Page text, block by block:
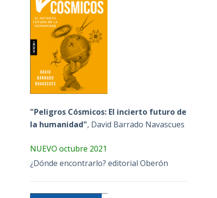
"Peligros Cósmicos: El incierto futuro de
la humanidad", David Barrado Navascues
NUEVO octubre 2021
¿Dónde encontrarlo? editorial Oberón